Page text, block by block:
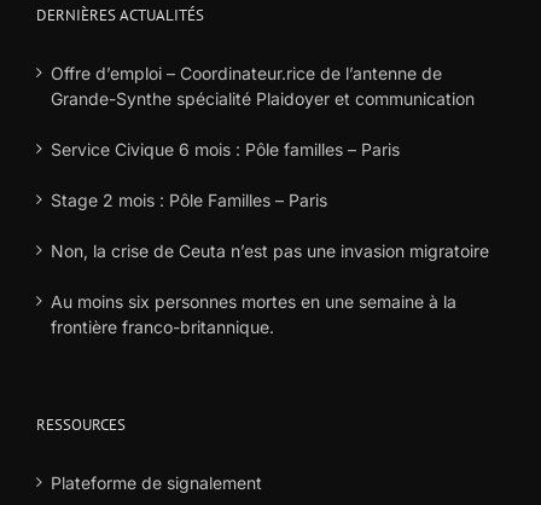
DERNIÈRES ACTUALITÉS
Offre d’emploi – Coordinateur.rice de l’antenne de
Grande-Synthe spécialité Plaidoyer et communication
Service Civique 6 mois : Pôle familles – Paris
Stage 2 mois : Pôle Familles – Paris
Non, la crise de Ceuta n’est pas une invasion migratoire
Au moins six personnes mortes en une semaine à la
frontière franco-britannique.
RESSOURCES
Plateforme de signalement